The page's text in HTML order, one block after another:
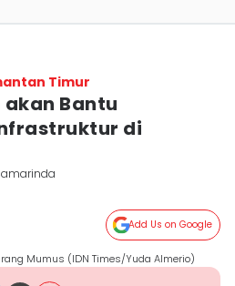
Timur
Bantu
di
Add Us on Google
Mumus (IDN Times/Yuda Almerio)